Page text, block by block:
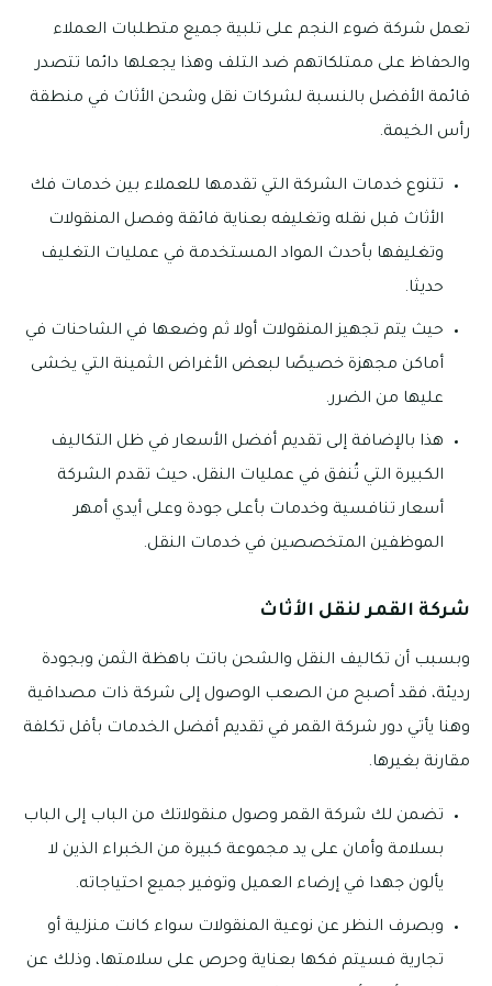
تعمل شركة ضوء النجم على تلبية جميع متطلبات العملاء
والحفاظ على ممتلكاتهم ضد التلف وهذا يجعلها دائما تتصدر
قائمة الأفضل بالنسبة لشركات نقل وشحن الأثاث في منطقة
رأس الخيمة.
تتنوع خدمات الشركة التي تقدمها للعملاء بين خدمات فك
الأثاث قبل نقله وتغليفه بعناية فائقة وفصل المنقولات
وتغليفها بأحدث المواد المستخدمة في عمليات التغليف
حديثا.
حيث يتم تجهيز المنقولات أولا ثم وضعها في الشاحنات في
أماكن مجهزة خصيصًا لبعض الأغراض الثمينة التي يخشى
عليها من الضرر.
هذا بالإضافة إلى تقديم أفضل الأسعار في ظل التكاليف
الكبيرة التي تُنفق في عمليات النقل، حيث تقدم الشركة
أسعار تنافسية وخدمات بأعلى جودة وعلى أيدي أمهر
الموظفين المتخصصين في خدمات النقل.
شركة القمر لنقل الأثاث
وبسبب أن تكاليف النقل والشحن باتت باهظة الثمن وبجودة
رديئة، فقد أصبح من الصعب الوصول إلى شركة ذات مصداقية
وهنا يأتي دور شركة القمر في تقديم أفضل الخدمات بأقل تكلفة
مقارنة بغيرها.
تضمن لك شركة القمر وصول منقولاتك من الباب إلى الباب
بسلامة وأمان على يد مجموعة كبيرة من الخبراء الذين لا
يألون جهدا في إرضاء العميل وتوفير جميع احتياجاته.
وبصرف النظر عن نوعية المنقولات سواء كانت منزلية أو
تجارية فسيتم فكها بعناية وحرص على سلامتها، وذلك عن